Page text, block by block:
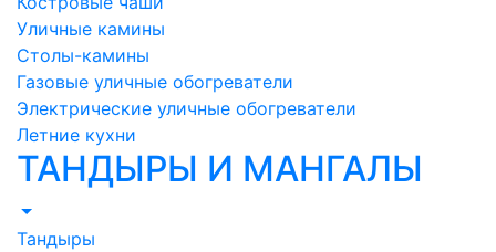
Уличные камины
Столы-камины
Газовые уличные обогреватели
Электрические уличные обогреватели
Летние кухни
ТАНДЫРЫ И МАНГАЛЫ
Тандыры